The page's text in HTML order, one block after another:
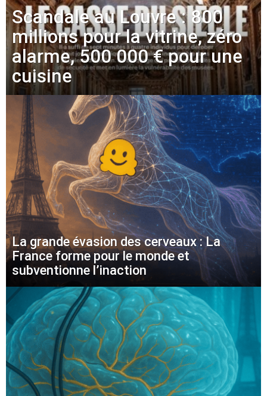
Scandale au Louvre : 800
millions pour la vitrine, zéro
alarme, 500 000 € pour une
cuisine
La grande évasion des cerveaux : La
France forme pour le monde et
subventionne l’inaction